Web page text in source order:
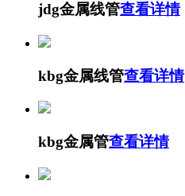
jdg金属线管查看详情
kbg金属线管查看详情
kbg金属管查看详情